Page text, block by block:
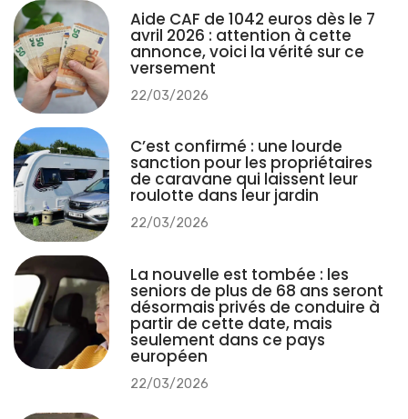
Aide CAF de 1042 euros dès le 7
avril 2026 : attention à cette
annonce, voici la vérité sur ce
versement
22/03/2026
C’est confirmé : une lourde
sanction pour les propriétaires
de caravane qui laissent leur
roulotte dans leur jardin
22/03/2026
La nouvelle est tombée : les
seniors de plus de 68 ans seront
désormais privés de conduire à
partir de cette date, mais
seulement dans ce pays
européen
22/03/2026